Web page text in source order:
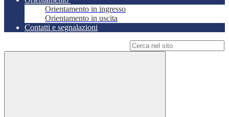
Orientamento in ingresso
Orientamento in uscita
Contatti e segnalazioni